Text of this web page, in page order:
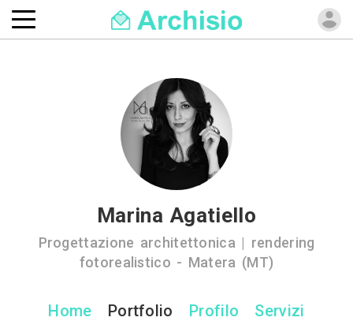
Marina Agatiello
Progettazione architettonica | rendering
fotorealistico - Matera (MT)
Home Portfolio Profilo Servizi